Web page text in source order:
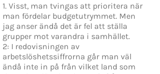
1. Visst, man tvingas att prioritera när
man fördelar budgetutrymmet. Men
jag anser ändå det är fel att ställa
grupper mot varandra i samhället.
2: I redovisningen av
arbetslöshetssiffrorna går man väl
ändå inte in på från vilket land som